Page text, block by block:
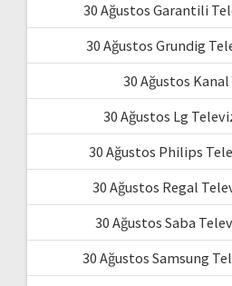
30 Ağustos Garantili
30 Ağustos Grundig
30 Ağustos Kanal
30 Ağustos Lg
30 Ağustos Philips
30 Ağustos Regal
30 Ağustos Saba
30 Ağustos Samsung